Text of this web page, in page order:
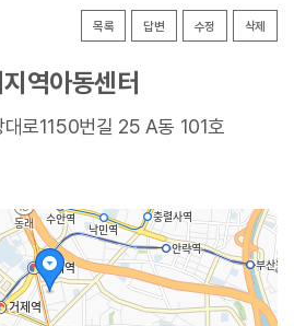
목록 답변 수정 삭제
역아동센터
대로1150번길 25 A동 101호